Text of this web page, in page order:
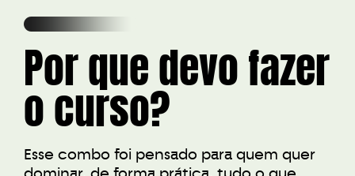
Por que devo fazer
o curso?
Esse combo foi pensado para quem quer